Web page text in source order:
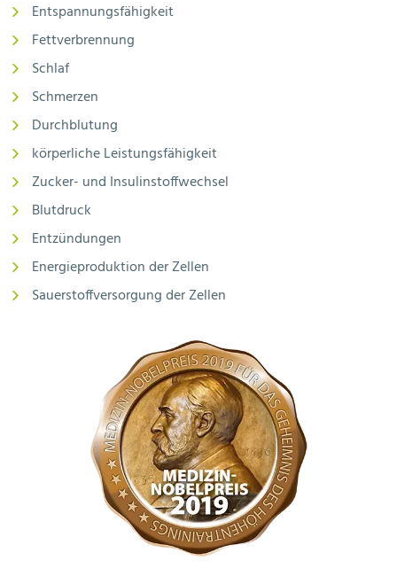
Entspannungsfähigkeit
Fettverbrennung
Schlaf
Schmerzen
Durchblutung
körperliche Leistungsfähigkeit
Zucker- und Insulinstoffwechsel
Blutdruck
Entzündungen
Energieproduktion der Zellen
Sauerstoffversorgung der Zellen